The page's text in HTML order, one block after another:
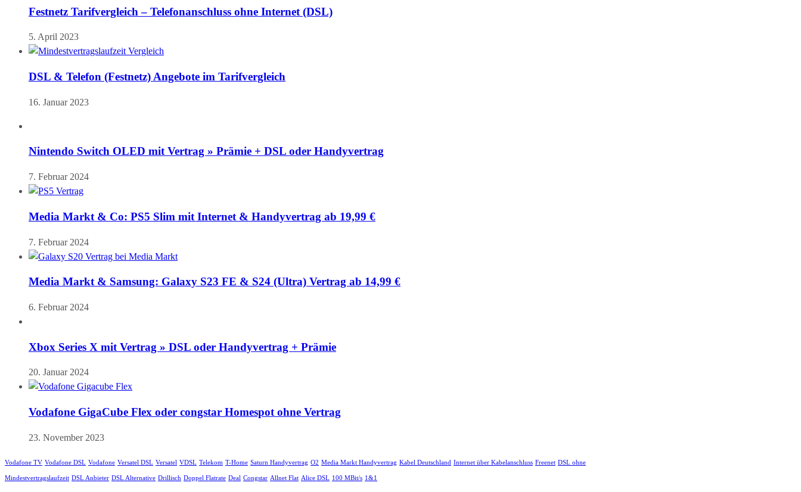
Festnetz Tarifvergleich – Telefonanschluss ohne Internet (DSL)
5. April 2023
DSL & Telefon (Festnetz) Angebote im Tarifvergleich
16. Januar 2023
Nintendo Switch OLED mit Vertrag » Prämie + DSL oder Handyvertrag
7. Februar 2024
Media Markt & Co: PS5 Slim mit Internet & Handyvertrag ab 19,99 €
7. Februar 2024
Media Markt & Samsung: Galaxy S23 FE & S24 (Ultra) Vertrag ab 14,99 €
6. Februar 2024
Xbox Series X mit Vertrag » DSL oder Handyvertrag + Prämie
20. Januar 2024
Vodafone GigaCube Flex oder congstar Homespot ohne Vertrag
23. November 2023
Vodafone TV Vodafone DSL Vodafone Versatel DSL Versatel VDSL Telekom T-Home Saturn Handyvertrag O2 Media Markt Handyvertrag Kabel Deutschland Internet über Kabelanschluss Freenet DSL ohne
Mindestvertragslaufzeit DSL Anbieter DSL Alternative Drillisch Doppel Flatrate Deal Congstar Allnet Flat Alice DSL 100 MBit/s 1&1